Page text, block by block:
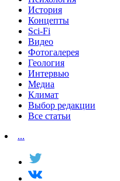
История
Концепты
Sci-Fi
Видео
Фотогалерея
Геология
Интервью
Медиа
Климат
Выбор редакции
Все статьи
...